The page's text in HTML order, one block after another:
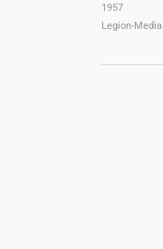
1957
Legion-Media